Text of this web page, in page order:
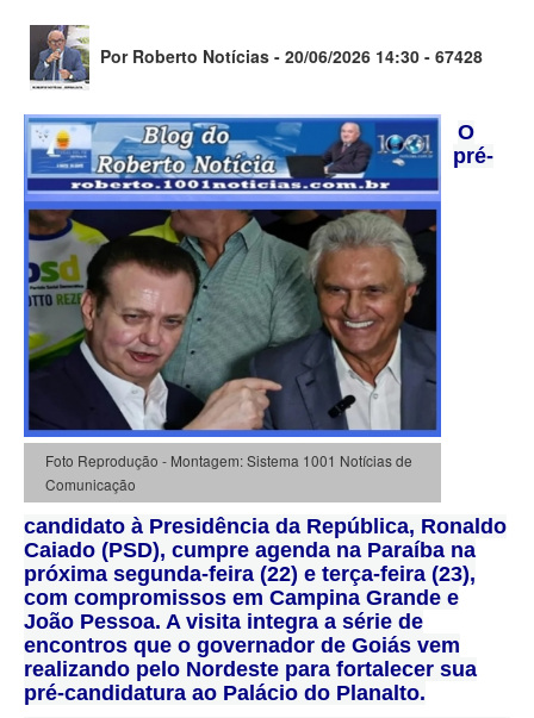
Por Roberto Notícias - 20/06/2026 14:30 - 67428
Foto Reprodução - Montagem: Sistema 1001 Notícias de
Comunicação
O
pré-
candidato à Presidência da República, Ronaldo
Caiado (PSD), cumpre agenda na Paraíba na
próxima segunda-feira (22) e terça-feira (23),
com compromissos em Campina Grande e
João Pessoa. A visita integra a série de
encontros que o governador de Goiás vem
realizando pelo Nordeste para fortalecer sua
pré-candidatura ao Palácio do Planalto.